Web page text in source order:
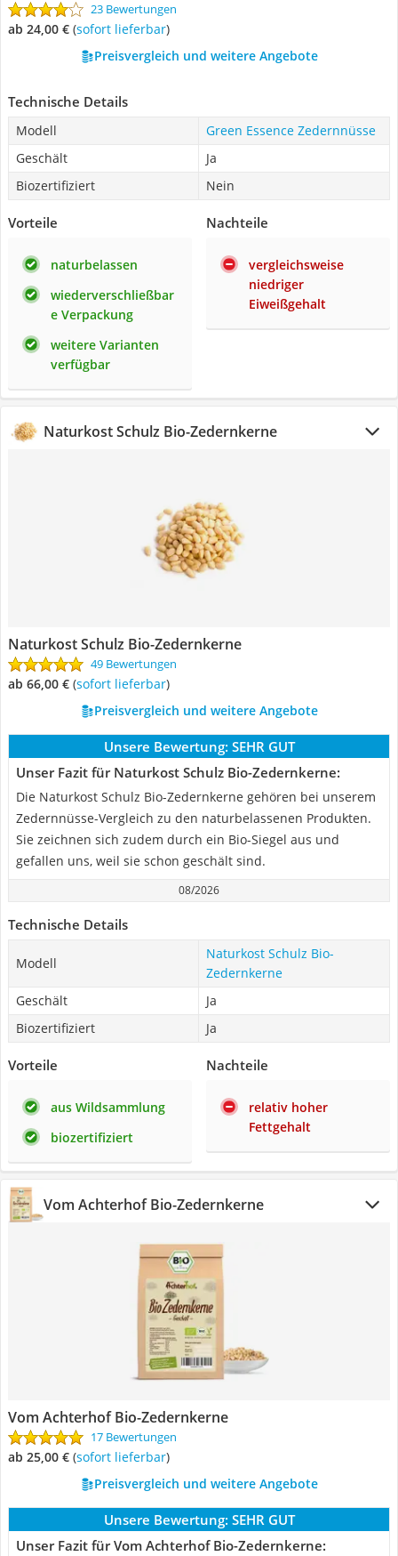
23 Bewertungen
ab 24,00 € ( Sofort lieferbar)
Preisvergleich und weitere Angebote
Technische Details
Modell
Green Essence Zedernnüsse
Geschält
Ja
Biozertifiziert
Nein
Vorteile
naturbelassen
wiederverschließbar
e Verpackung
weitere Varianten
verfügbar
Nachteile
vergleichsweise
niedriger
Eiweißgehalt
Naturkost Schulz Bio-Zedernkerne
Naturkost Schulz Bio-Zedernkerne
49 Bewertungen
ab 66,00 € ( Sofort lieferbar)
Preisvergleich und weitere Angebote
Unsere Bewertung: SEHR GUT
Unser Fazit für Naturkost Schulz Bio-Zedernkerne:
Die Naturkost Schulz Bio-Zedernkerne gehören bei unserem
Zedernnüsse-Vergleich zu den naturbelassenen Produkten.
Sie zeichnen sich zudem durch ein Bio-Siegel aus und
gefallen uns, weil sie schon geschält sind.
08/2026
Technische Details
Modell
Naturkost Schulz Bio-
Zedernkerne
Geschält
Ja
Biozertifiziert
Ja
Vorteile
aus Wildsammlung
biozertifiziert
Nachteile
relativ hoher
Fettgehalt
Vom Achterhof Bio-Zedernkerne
Vom Achterhof Bio-Zedernkerne
17 Bewertungen
ab 25,00 € ( Sofort lieferbar)
Preisvergleich und weitere Angebote
Unsere Bewertung: SEHR GUT
Unser Fazit für Vom Achterhof Bio-Zedernkerne: